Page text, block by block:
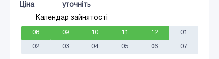
Ціна
уточніть
Календар зайнятості
08 09 10 11 12 01
02 03 04 05 06 07